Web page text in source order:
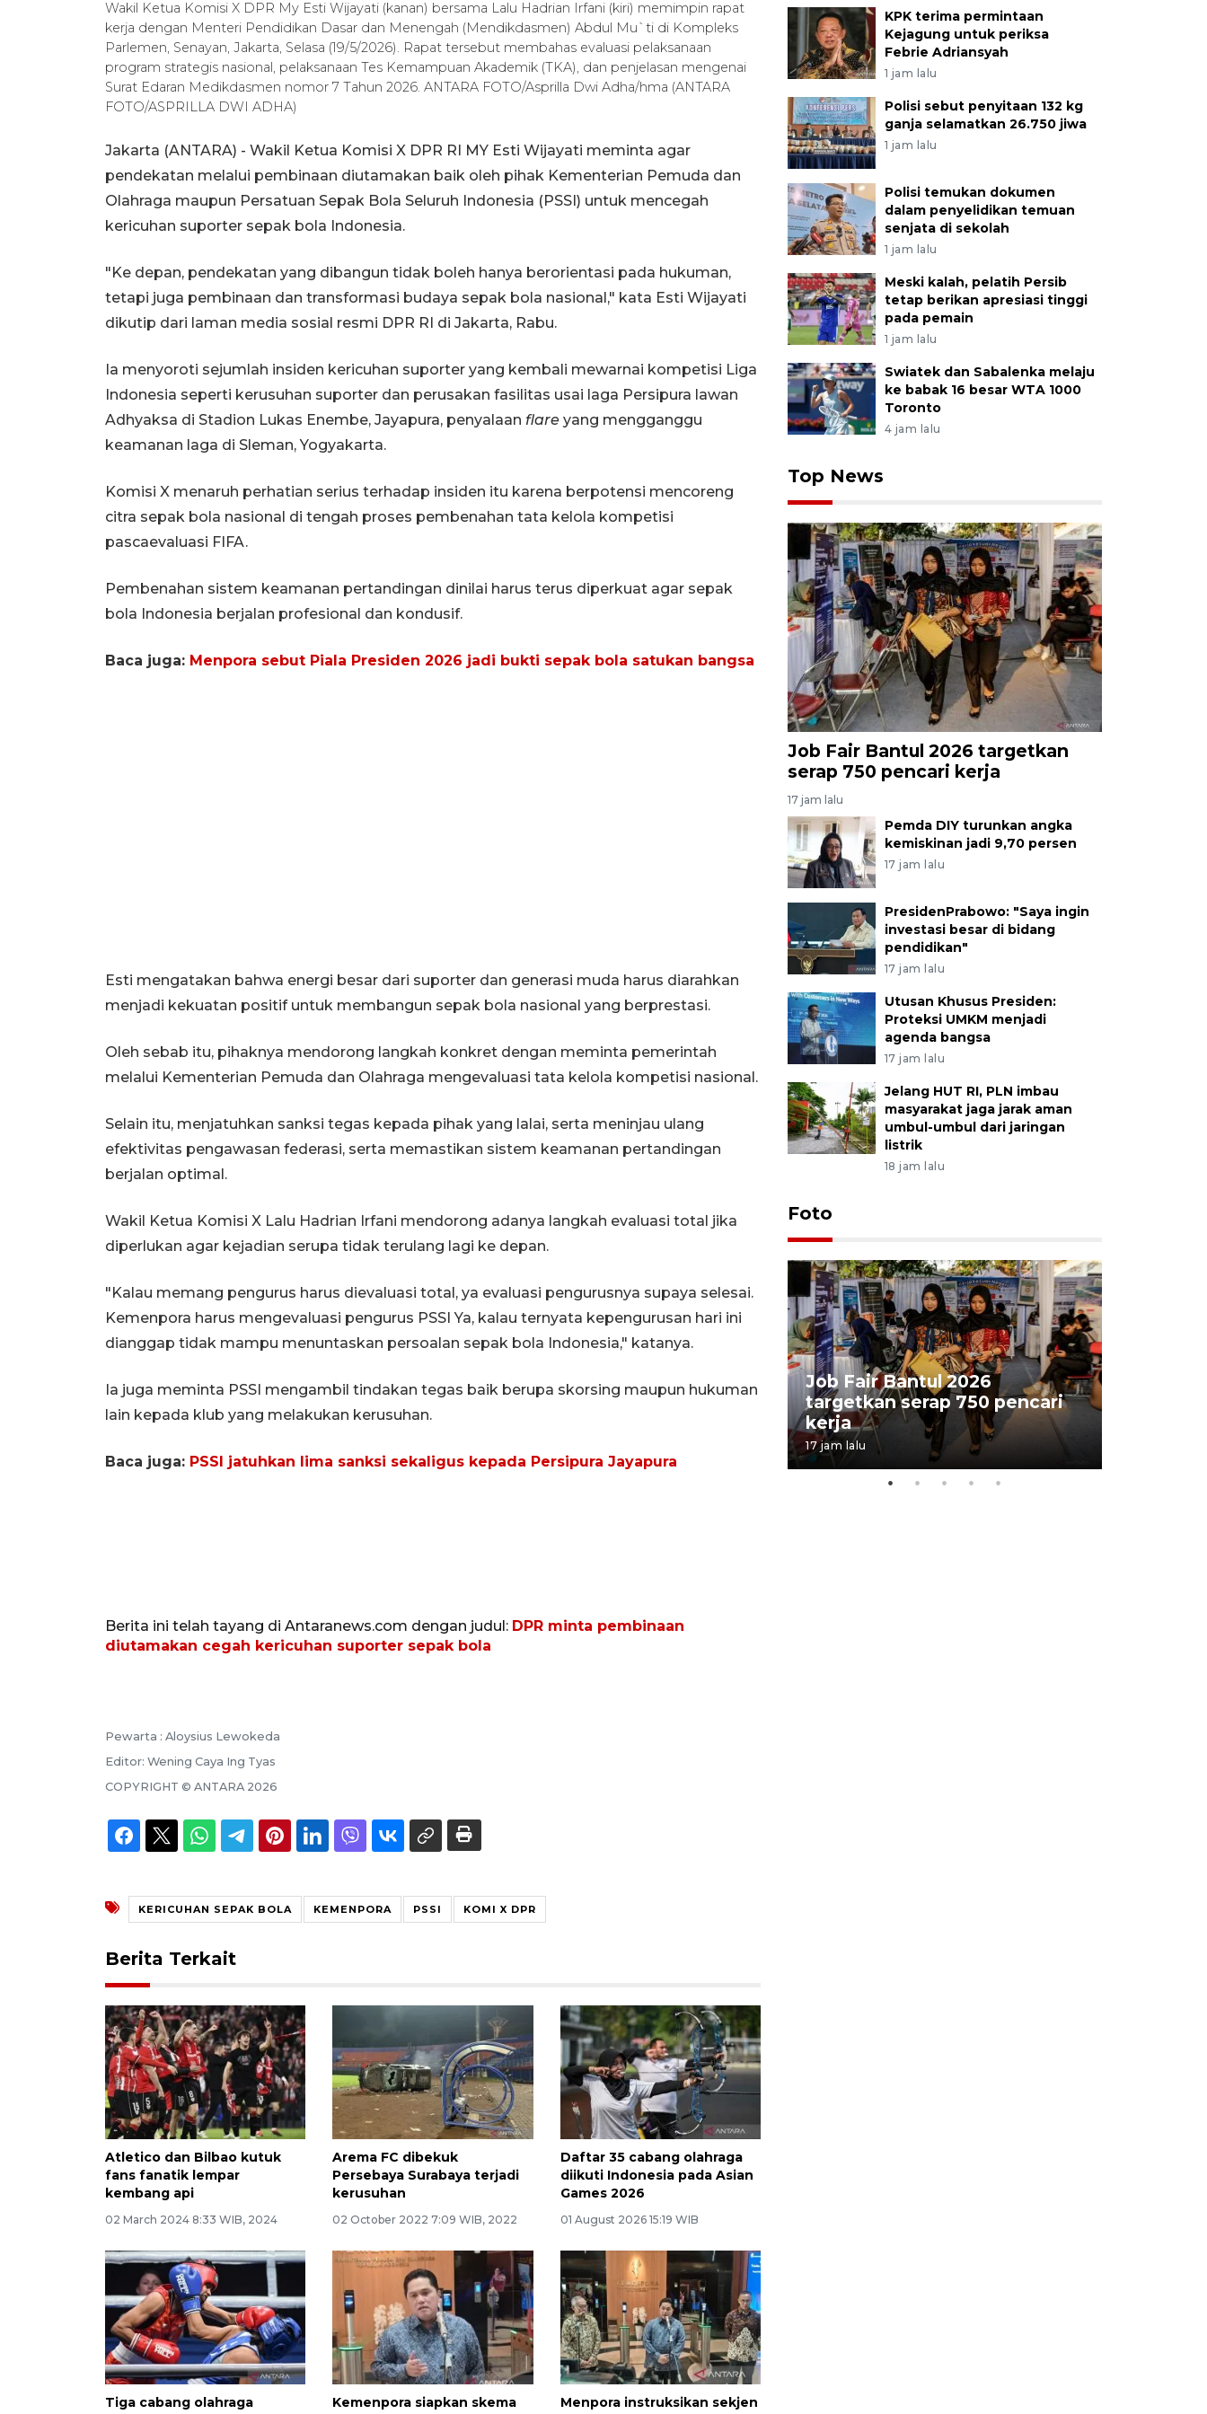
Wakil Ketua Komisi X DPR My Esti Wijayati (kanan) bersama Lalu Hadrian Irfani (kiri) memimpin rapat
kerja dengan Menteri Pendidikan Dasar dan Menengah (Mendikdasmen) Abdul Mu`ti di Kompleks
Parlemen, Senayan, Jakarta, Selasa (19/5/2026). Rapat tersebut membahas evaluasi pelaksanaan
program strategis nasional, pelaksanaan Tes Kemampuan Akademik (TKA), dan penjelasan mengenai
Surat Edaran Medikdasmen nomor 7 Tahun 2026. ANTARA FOTO/Asprilla Dwi Adha/hma (ANTARA
FOTO/ASPRILLA DWI ADHA)
Jakarta (ANTARA) - Wakil Ketua Komisi X DPR RI MY Esti Wijayati meminta agar
pendekatan melalui pembinaan diutamakan baik oleh pihak Kementerian Pemuda dan
Olahraga maupun Persatuan Sepak Bola Seluruh Indonesia (PSSI) untuk mencegah
kericuhan suporter sepak bola Indonesia.
"Ke depan, pendekatan yang dibangun tidak boleh hanya berorientasi pada hukuman,
tetapi juga pembinaan dan transformasi budaya sepak bola nasional," kata Esti Wijayati
dikutip dari laman media sosial resmi DPR RI di Jakarta, Rabu.
Ia menyoroti sejumlah insiden kericuhan suporter yang kembali mewarnai kompetisi Liga
Indonesia seperti kerusuhan suporter dan perusakan fasilitas usai laga Persipura lawan
Adhyaksa di Stadion Lukas Enembe, Jayapura, penyalaan flare yang mengganggu
keamanan laga di Sleman, Yogyakarta.
Komisi X menaruh perhatian serius terhadap insiden itu karena berpotensi mencoreng
citra sepak bola nasional di tengah proses pembenahan tata kelola kompetisi
pascaevaluasi FIFA.
Pembenahan sistem keamanan pertandingan dinilai harus terus diperkuat agar sepak
bola Indonesia berjalan profesional dan kondusif.
Baca juga: Menpora sebut Piala Presiden 2026 jadi bukti sepak bola satukan bangsa
Esti mengatakan bahwa energi besar dari suporter dan generasi muda harus diarahkan
menjadi kekuatan positif untuk membangun sepak bola nasional yang berprestasi.
Oleh sebab itu, pihaknya mendorong langkah konkret dengan meminta pemerintah
melalui Kementerian Pemuda dan Olahraga mengevaluasi tata kelola kompetisi nasional.
Selain itu, menjatuhkan sanksi tegas kepada pihak yang lalai, serta meninjau ulang
efektivitas pengawasan federasi, serta memastikan sistem keamanan pertandingan
berjalan optimal.
Wakil Ketua Komisi X Lalu Hadrian Irfani mendorong adanya langkah evaluasi total jika
diperlukan agar kejadian serupa tidak terulang lagi ke depan.
"Kalau memang pengurus harus dievaluasi total, ya evaluasi pengurusnya supaya selesai.
Kemenpora harus mengevaluasi pengurus PSSI Ya, kalau ternyata kepengurusan hari ini
dianggap tidak mampu menuntaskan persoalan sepak bola Indonesia," katanya.
Ia juga meminta PSSI mengambil tindakan tegas baik berupa skorsing maupun hukuman
lain kepada klub yang melakukan kerusuhan.
Baca juga: PSSI jatuhkan lima sanksi sekaligus kepada Persipura Jayapura
Berita ini telah tayang di Antaranews.com dengan judul: DPR minta pembinaan
diutamakan cegah kericuhan suporter sepak bola
Pewarta : Aloysius Lewokeda
Editor: Wening Caya Ing Tyas
COPYRIGHT © ANTARA 2026
KERICUHAN SEPAK BOLA KEMENPORA PSSI KOMI X DPR
Berita Terkait
Atletico dan Bilbao kutuk
fans fanatik lempar
kembang api
02 March 2024 8:33 WIB, 2024
Arema FC dibekuk
Persebaya Surabaya terjadi
kerusuhan
02 October 2022 7:09 WIB, 2022
Daftar 35 cabang olahraga
diikuti Indonesia pada Asian
Games 2026
01 August 2026 15:19 WIB
Tiga cabang olahraga
Kemenpora siapkan skema
Menpora instruksikan sekjen
KPK terima permintaan
Kejagung untuk periksa
Febrie Adriansyah
1 jam lalu
Polisi sebut penyitaan 132 kg
ganja selamatkan 26.750 jiwa
1 jam lalu
Polisi temukan dokumen
dalam penyelidikan temuan
senjata di sekolah
1 jam lalu
Meski kalah, pelatih Persib
tetap berikan apresiasi tinggi
pada pemain
1 jam lalu
Swiatek dan Sabalenka melaju
ke babak 16 besar WTA 1000
Toronto
4 jam lalu
Top News
Job Fair Bantul 2026 targetkan
serap 750 pencari kerja
17 jam lalu
Pemda DIY turunkan angka
kemiskinan jadi 9,70 persen
17 jam lalu
PresidenPrabowo: "Saya ingin
investasi besar di bidang
pendidikan"
17 jam lalu
Utusan Khusus Presiden:
Proteksi UMKM menjadi
agenda bangsa
17 jam lalu
Jelang HUT RI, PLN imbau
masyarakat jaga jarak aman
umbul-umbul dari jaringan
listrik
18 jam lalu
Foto
Pameran seni rupa karya
Job Fair Bantul 2026
targetkan serap 750 pencari
kerja
17 jam lalu